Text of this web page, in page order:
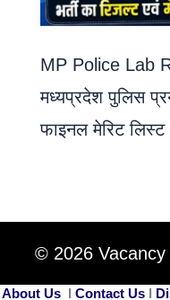
MP Police Lab
मध्यप्रदेश पुलिस
फाइनल मेरिट
© 2026 Vacancy
About Us I Contact Us I